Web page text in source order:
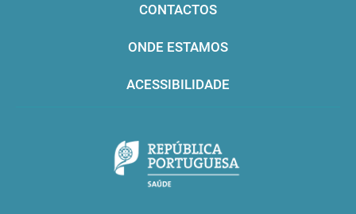
CONTACTOS
ONDE ESTAMOS
ACESSIBILIDADE